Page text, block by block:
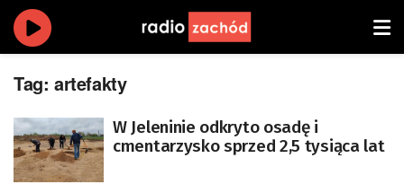
Tag: artefakty
W Jeleninie odkryto osadę i
cmentarzysko sprzed 2,5 tysiąca lat